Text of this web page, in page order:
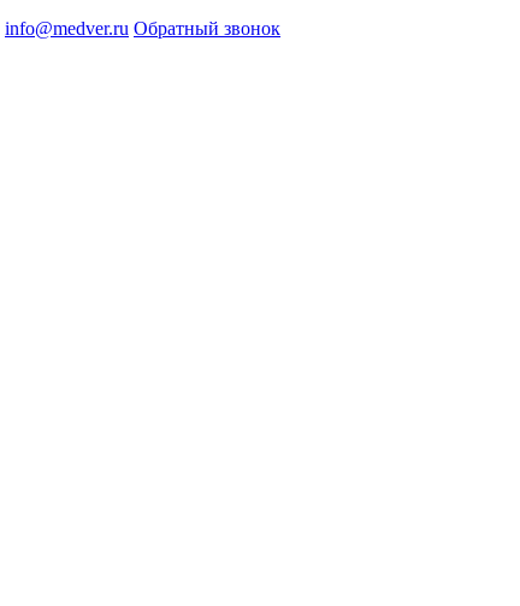
info@medver.ru Обратный звонок